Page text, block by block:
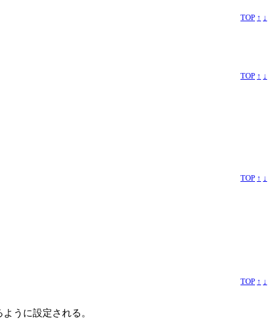
TOP ↑ ↓
TOP ↑ ↓
TOP ↑ ↓
TOP ↑ ↓
うに設定される。